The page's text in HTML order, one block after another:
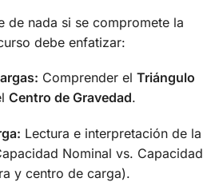
de nada si se compromete la
debe enfatizar:
Comprender el Triángulo
Centro de Gravedad.
Lectura e interpretación de la
Nominal vs. Capacidad
y centro de carga).